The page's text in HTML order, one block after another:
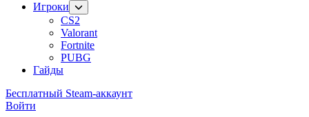
Игроки
CS2
Valorant
Fortnite
PUBG
Гайды
Бесплатный Steam-аккаунт
Войти